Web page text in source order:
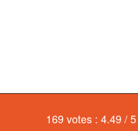
169 votes : 4.49 / 5